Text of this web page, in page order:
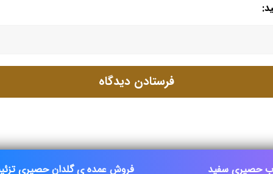
حصیری سفید فروش عمده ی گلدان حصیری